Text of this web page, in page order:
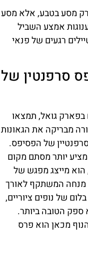
מסע בטבע, אלא מסע
אמצע השביל
רגעים של פנאי
סרפנטין של
בפארק גואל, תמצאו
מבריקה את הגאונות
של הפסיפס.
יותר מסתם מקום
הוא מייצג מפגש של
מנחה המשתקף לאורך
של נופים ציוריים,
הטובה ביותר.
מכאן הוא פרס